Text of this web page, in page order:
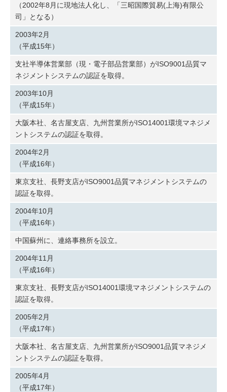
（2002年8月に現地法人化し、「三昭国際貿易(上海)有限公
司」となる）
2003年2月
（平成15年）
支社半導体営業部（現・電子部品営業部）がISO9001品質マ
ネジメントシステムの認証を取得。
2003年10月
（平成15年）
大阪本社、名古屋支店、九州営業所がISO14001環境マネジメ
ントシステムの認証を取得。
2004年2月
（平成16年）
東京支社、長野支店がISO9001品質マネジメントシステムの
認証を取得。
2004年10月
（平成16年）
中国蘇州に、連絡事務所を設立。
2004年11月
（平成16年）
東京支社、長野支店がISO14001環境マネジメントシステムの
認証を取得。
2005年2月
（平成17年）
大阪本社、名古屋支店、九州営業所がISO9001品質マネジメ
ントシステムの認証を取得。
2005年4月
（平成17年）